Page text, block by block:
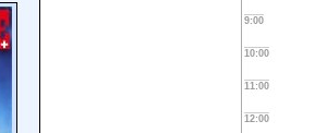
9:00
10:00
11:00
12:00